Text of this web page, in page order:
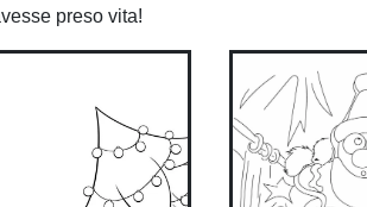
preso vita!